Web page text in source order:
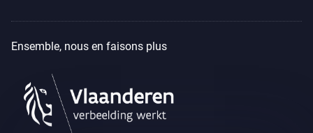
Ensemble, nous en faisons plus